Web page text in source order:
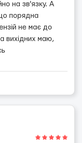
на зв'язку. А
порядна
не має до
вихідних маю,